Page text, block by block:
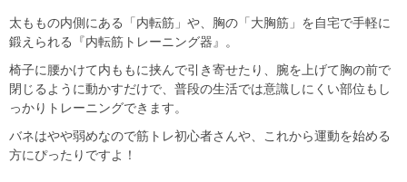
太ももの内側にある「内転筋」や、胸の「大胸筋」を自宅で手軽に
鍛えられる『内転筋トレーニング器』。
椅子に腰かけて内ももに挟んで引き寄せたり、腕を上げて胸の前で
閉じるように動かすだけで、普段の生活では意識しにくい部位もし
っかりトレーニングできます。
バネはやや弱めなので筋トレ初心者さんや、これから運動を始める
方にぴったりですよ！